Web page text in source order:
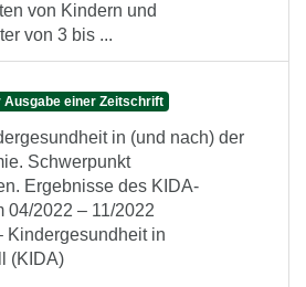
von Kindern und
von 3 bis ...
Ausgabe einer Zeitschrift
in (und nach) der
Schwerpunkt
Ergebnisse des KIDA-
04/2022 – 11/2022
Kindergesundheit in
(KIDA)